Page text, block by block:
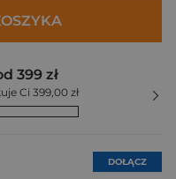
399 zł
Ci 399,00 zł
DOŁĄCZ